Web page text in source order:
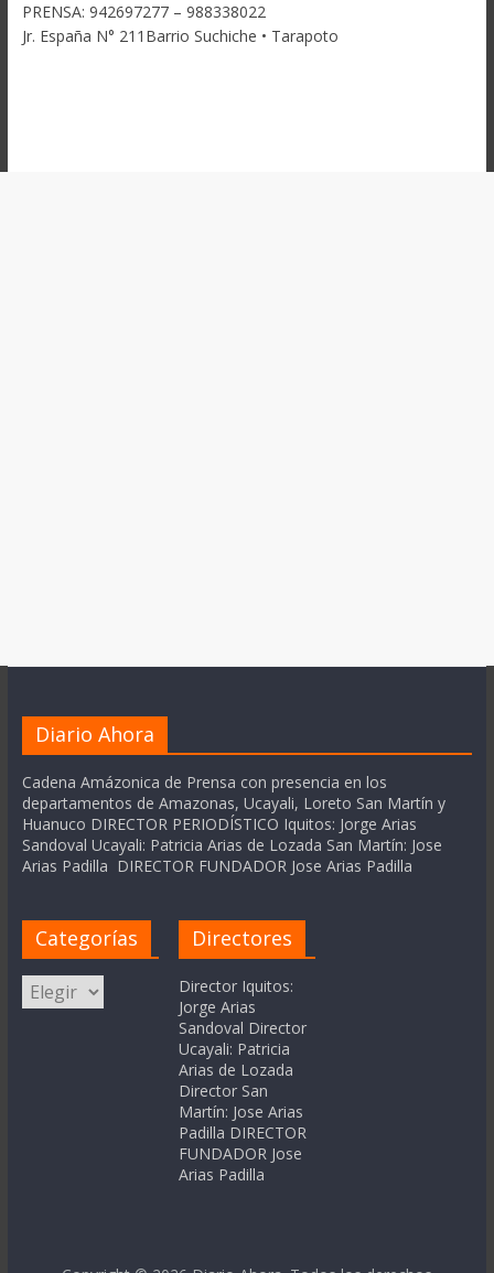
PRENSA: 942697277 – 988338022
Jr. España N° 211Barrio Suchiche • Tarapoto
Diario Ahora
Cadena Amázonica de Prensa con presencia en los
departamentos de Amazonas, Ucayali, Loreto San Martín y
Huanuco DIRECTOR PERIODÍSTICO Iquitos: Jorge Arias
Sandoval Ucayali: Patricia Arias de Lozada San Martín: Jose
Arias Padilla DIRECTOR FUNDADOR Jose Arias Padilla
Categorías
Categorías
Directores
Director Iquitos:
Jorge Arias
Sandoval Director
Ucayali: Patricia
Arias de Lozada
Director San
Martín: Jose Arias
Padilla DIRECTOR
FUNDADOR Jose
Arias Padilla